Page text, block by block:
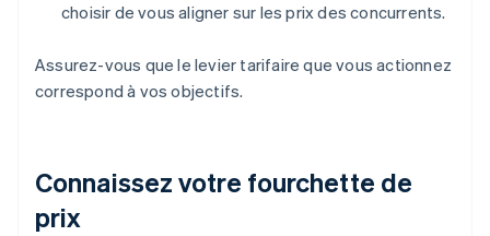
choisir de vous aligner sur les prix des concurrents.
Assurez-vous que le levier tarifaire que vous actionnez
correspond à vos objectifs.
Connaissez votre fourchette de
prix